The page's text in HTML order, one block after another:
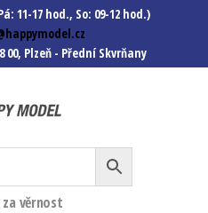
11-17 hod., So: 09-12 hod.)
00, Plzeň - Přední Skvrňany
Modely autíček, modelová
železnice, mašinky, vagóny a
mnohem víc.
za věrnost